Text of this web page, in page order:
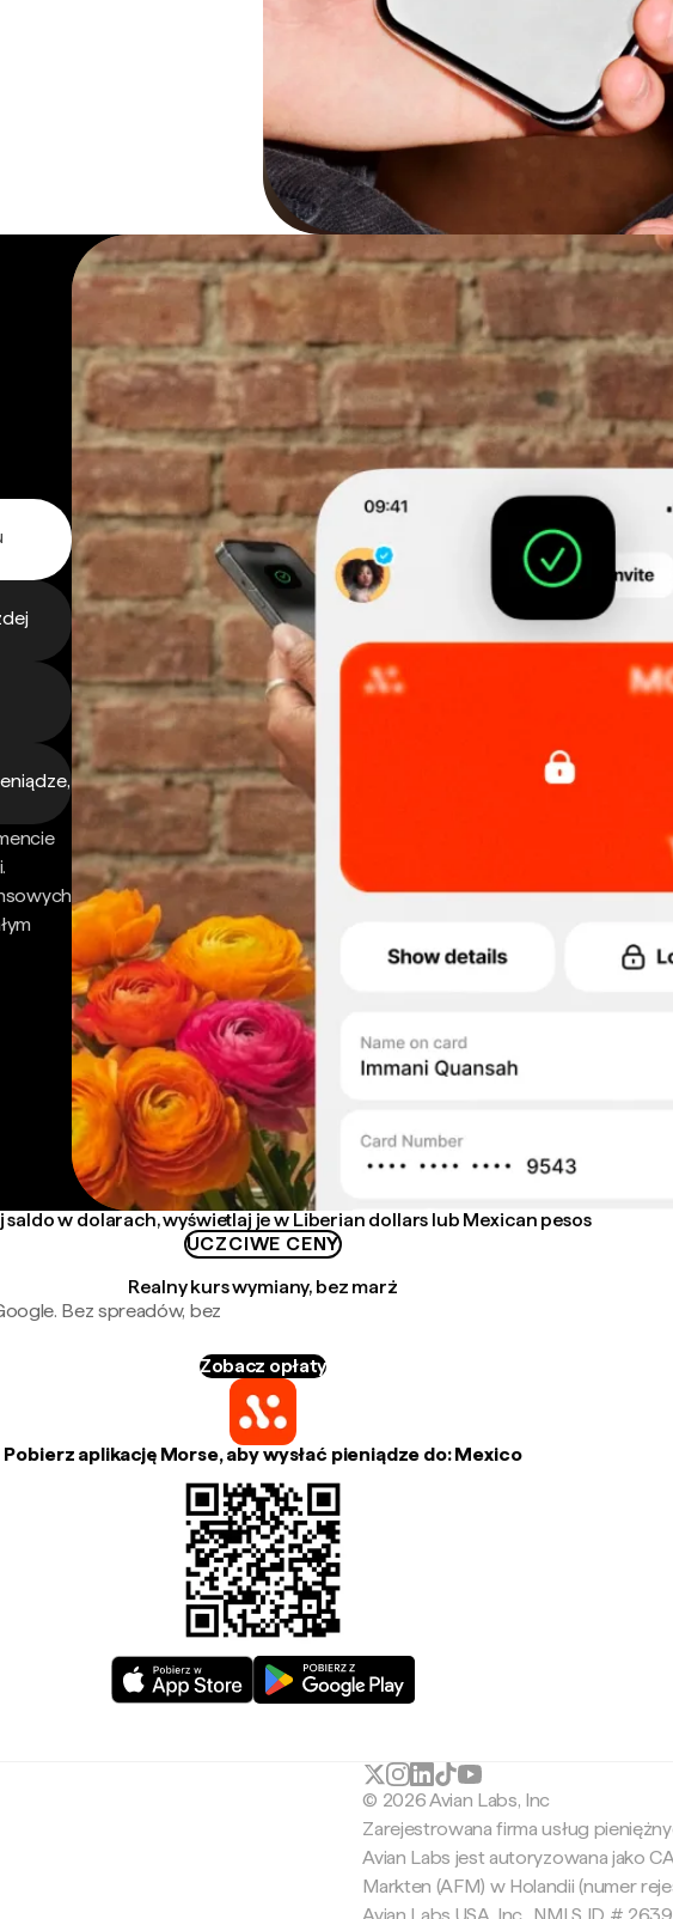
saldo w dolarach, wyświetlaj je w Liberian dollars lub Mexican pesos
UCZCIWE CENY
Realny kurs wymiany, bez marż
Bez spreadów, bez
Zobacz opłaty
Pobierz aplikację Morse, aby wysłać pieniądze do: Mexico
© 2026 Avian Labs, Inc
Zarejestrowana firma usług
Avian Labs jest autoryzowana jako
Markten (AFM) w Holandii (numer